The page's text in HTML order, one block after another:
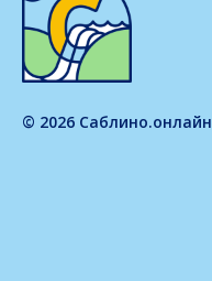
© 2026 Саблино.онлайн